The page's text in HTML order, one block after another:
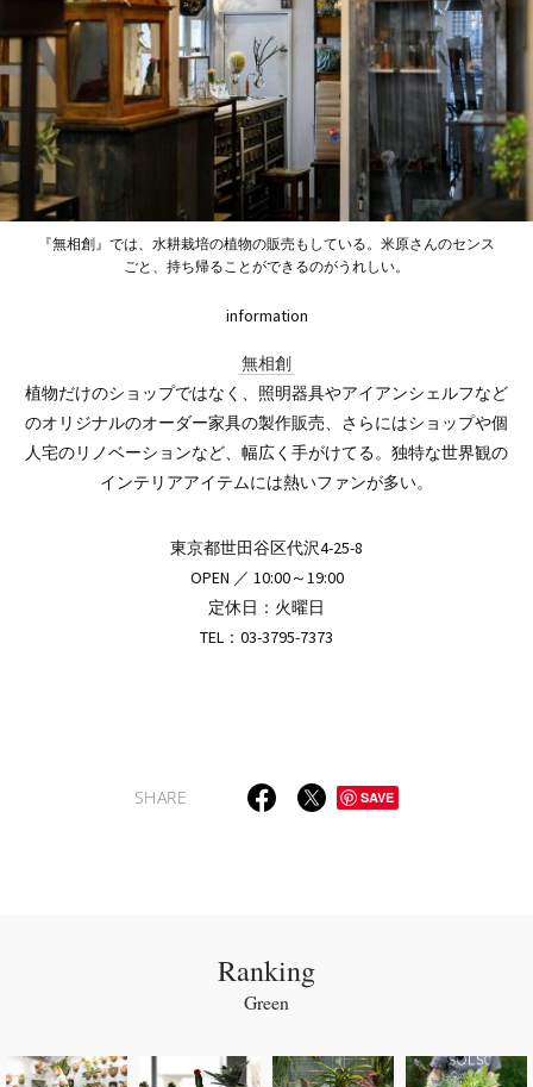
『無相創』では、水耕栽培の植物の販売もしている。米原さんのセンス
ごと、持ち帰ることができるのがうれしい。
information
無相創
植物だけのショップではなく、照明器具やアイアンシェルフなど
のオリジナルのオーダー家具の製作販売、さらにはショップや個
人宅のリノベーションなど、幅広く手がけてる。独特な世界観の
インテリアアイテムには熱いファンが多い。
東京都世田谷区代沢4-25-8
OPEN ／ 10:00～19:00
定休日：火曜日
TEL：03-3795-7373
SHARE SAVE
Ranking
Green